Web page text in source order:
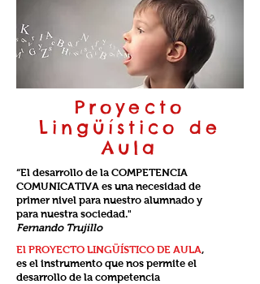
Proyecto
Lingüístico de
Aula
“El desarrollo de la COMPETENCIA
COMUNICATIVA es una necesidad de
primer nivel para nuestro alumnado y
para nuestra sociedad."
Fernando Trujillo
El PROYECTO LINGÜÍSTICO DE AULA,
es el instrumento que nos permite el
desarrollo de la competencia